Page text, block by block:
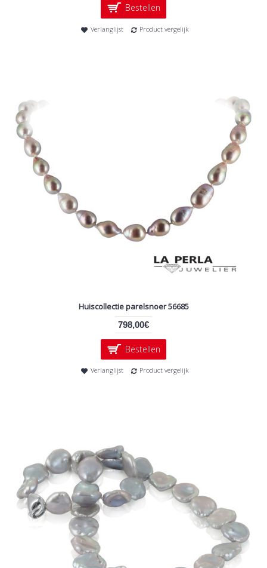
Bestellen
Verlanglijst Product vergelijk
Huiscollectie parelsnoer 56685
798,00€
Bestellen
Verlanglijst Product vergelijk